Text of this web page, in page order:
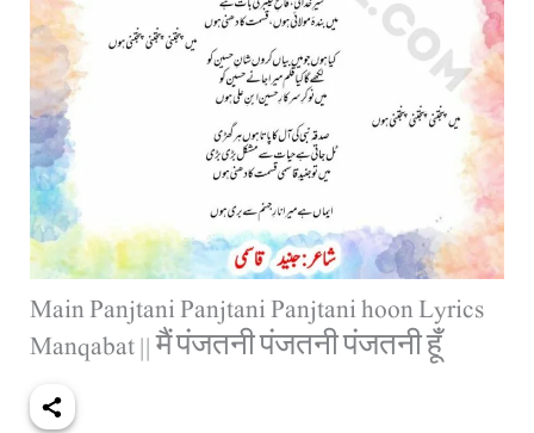
Main Panjtani Panjtani Panjtani hoon Lyrics
Manqabat || मैं पंजतनी पंजतनी पंजतनी हूँ